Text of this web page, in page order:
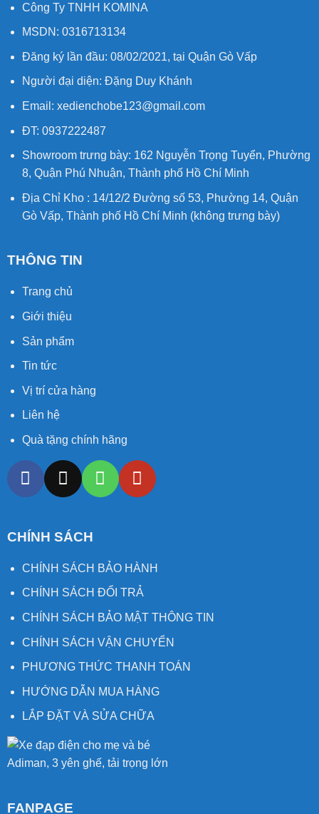
Công Ty TNHH KOMINA
MSDN: 0316713134
Đăng ký lần đầu: 08/02/2021, tại Quận Gò Vấp
Người đại diện: Đặng Duy Khánh
Email: xedienchobe123@gmail.com
ĐT: 0937222487
Showroom trưng bày: 162 Nguyễn Trọng Tuyển, Phường
8, Quận Phú Nhuận, Thành phố Hồ Chí Minh
Địa Chỉ Kho : 14/12/2 Đường số 53, Phường 14, Quận
Gò Vấp, Thành phố Hồ Chí Minh (không trưng bày)
THÔNG TIN
Trang chủ
Giới thiệu
Sản phẩm
Tin tức
Vị trí cửa hàng
Liên hệ
Quà tặng chính hãng
CHÍNH SÁCH
CHÍNH SÁCH BẢO HÀNH
CHÍNH SÁCH ĐỔI TRẢ
CHÍNH SÁCH BẢO MẬT THÔNG TIN
CHÍNH SÁCH VẬN CHUYỂN
PHƯƠNG THỨC THANH TOÁN
HƯỚNG DẪN MUA HÀNG
LẮP ĐẶT VÀ SỬA CHỮA
FANPAGE